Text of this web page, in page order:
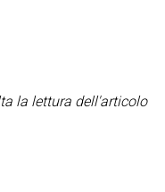
la lettura dell'articolo